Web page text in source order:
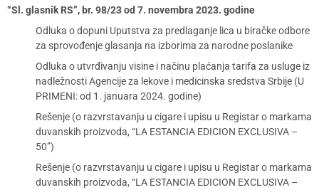
“Sl. glasnik RS”, br. 98/23 od 7. novembra 2023. godine
Odluka o dopuni Uputstva za predlaganje lica u biračke odbore
za sprovođenje glasanja na izborima za narodne poslanike
Odluka o utvrđivanju visine i načinu plaćanja tarifa za usluge iz
nadležnosti Agencije za lekove i medicinska sredstva Srbije (U
PRIMENI: od 1. januara 2024. godine)
Rešenje (o razvrstavanju u cigare i upisu u Registar o markama
duvanskih proizvoda, “LA ESTANCIA EDICION EXCLUSIVA –
50”)
Rešenje (o razvrstavanju u cigare i upisu u Registar o markama
duvanskih proizvoda, “LA ESTANCIA EDICION EXCLUSIVA –